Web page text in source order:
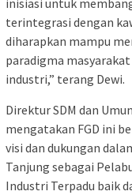
inisiasi untuk
terintegrasi dengan
diharapkan mampu
paradigma
industri,” terang Dewi.
Direktur SDM dan
mengatakan FGD ini
visi dan dukungan
Tanjung sebagai
Industri Terpadu baik